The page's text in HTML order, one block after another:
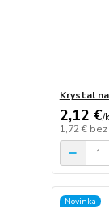
Krystal
2,12 €/
1,72 € bez
Novinka